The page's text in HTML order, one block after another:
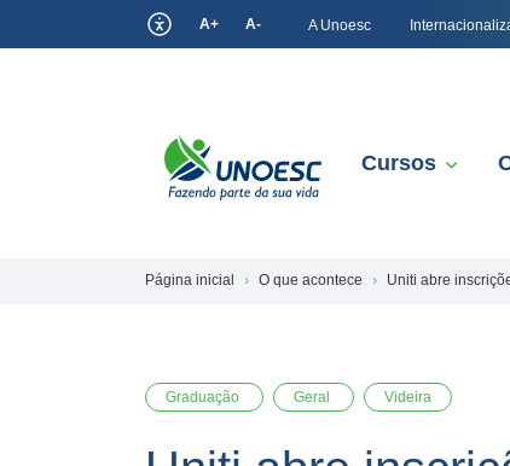
A+ A- A Unoesc
Cursos
Página inicial O que acontece Uniti abre
Graduação Geral Videira